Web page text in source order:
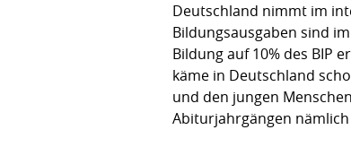
Deutschland nimmt im
Bildungsausgaben sind
Bildung auf 10% des BIP
käme in Deutschland
und den jungen
Abiturjahrgängen